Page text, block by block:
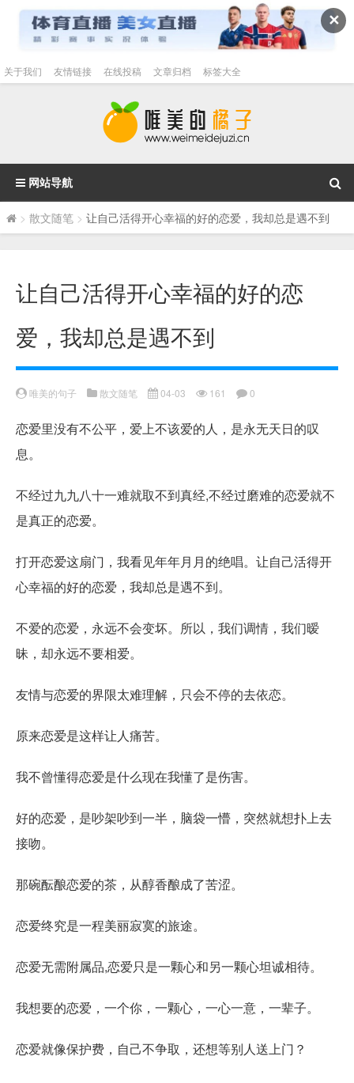
✕
关于我们 友情链接 在线投稿 文章归档 标签大全
网站导航
> 散文随笔 > 让自己活得开心幸福的好的恋爱，我却总是遇不到
让自己活得开心幸福的好的恋
爱，我却总是遇不到
唯美的句子 散文随笔 04-03 161 0
恋爱里没有不公平，爱上不该爱的人，是永无天日的叹
息。
不经过九九八十一难就取不到真经,不经过磨难的恋爱就不
是真正的恋爱。
打开恋爱这扇门，我看见年年月月的绝唱。让自己活得开
心幸福的好的恋爱，我却总是遇不到。
不爱的恋爱，永远不会变坏。所以，我们调情，我们暧
昧，却永远不要相爱。
友情与恋爱的界限太难理解，只会不停的去依恋。
原来恋爱是这样让人痛苦。
我不曾懂得恋爱是什么现在我懂了是伤害。
好的恋爱，是吵架吵到一半，脑袋一懵，突然就想扑上去
接吻。
那碗酝酿恋爱的茶，从醇香酿成了苦涩。
恋爱终究是一程美丽寂寞的旅途。
恋爱无需附属品,恋爱只是一颗心和另一颗心坦诚相待。
我想要的恋爱，一个你，一颗心，一心一意，一辈子。
恋爱就像保护费，自己不争取，还想等别人送上门？